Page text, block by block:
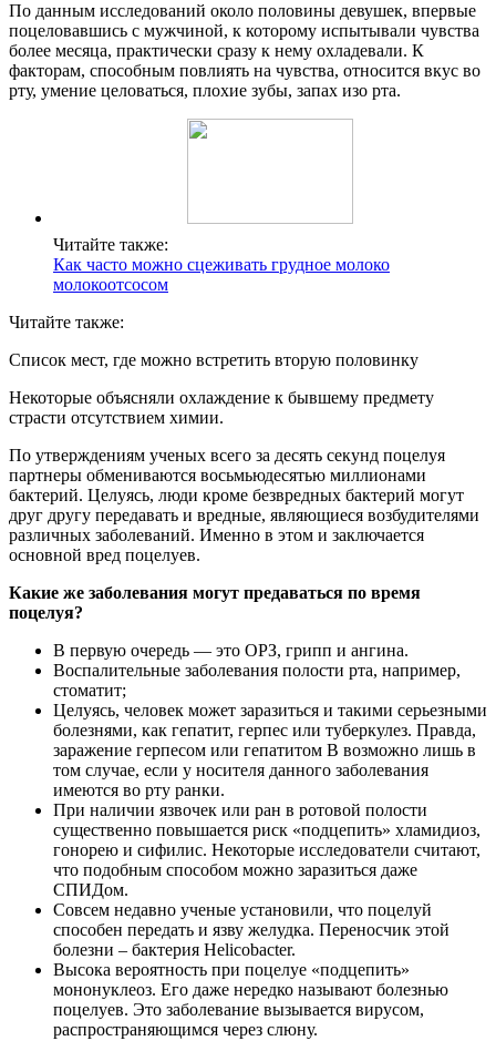
По данным исследований около половины девушек, впервые
поцеловавшись с мужчиной, к которому испытывали чувства
более месяца, практически сразу к нему охладевали. К
факторам, способным повлиять на чувства, относится вкус во
рту, умение целоваться, плохие зубы, запах изо рта.
Читайте также:
Как часто можно сцеживать грудное молоко
молокоотсосом
Читайте также:
Список мест, где можно встретить вторую половинку
Некоторые объясняли охлаждение к бывшему предмету
страсти отсутствием химии.
По утверждениям ученых всего за десять секунд поцелуя
партнеры обмениваются восьмьюдесятью миллионами
бактерий. Целуясь, люди кроме безвредных бактерий могут
друг другу передавать и вредные, являющиеся возбудителями
различных заболеваний. Именно в этом и заключается
основной вред поцелуев.
Какие же заболевания могут предаваться по время
поцелуя?
В первую очередь — это ОРЗ, грипп и ангина.
Воспалительные заболевания полости рта, например,
стоматит;
Целуясь, человек может заразиться и такими серьезными
болезнями, как гепатит, герпес или туберкулез. Правда,
заражение герпесом или гепатитом В возможно лишь в
том случае, если у носителя данного заболевания
имеются во рту ранки.
При наличии язвочек или ран в ротовой полости
существенно повышается риск «подцепить» хламидиоз,
гонорею и сифилис. Некоторые исследователи считают,
что подобным способом можно заразиться даже
СПИДом.
Совсем недавно ученые установили, что поцелуй
способен передать и язву желудка. Переносчик этой
болезни – бактерия Helicobacter.
Высока вероятность при поцелуе «подцепить»
мононуклеоз. Его даже нередко называют болезнью
поцелуев. Это заболевание вызывается вирусом,
распространяющимся через слюну.